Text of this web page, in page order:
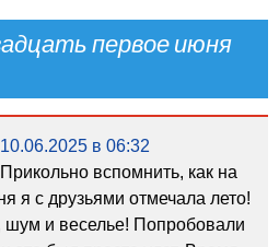
первое июня
10.06.2025 в 06:32
Прикольно вспомнить, как на
я с друзьями отмечала лето!
и веселье! Попробовали